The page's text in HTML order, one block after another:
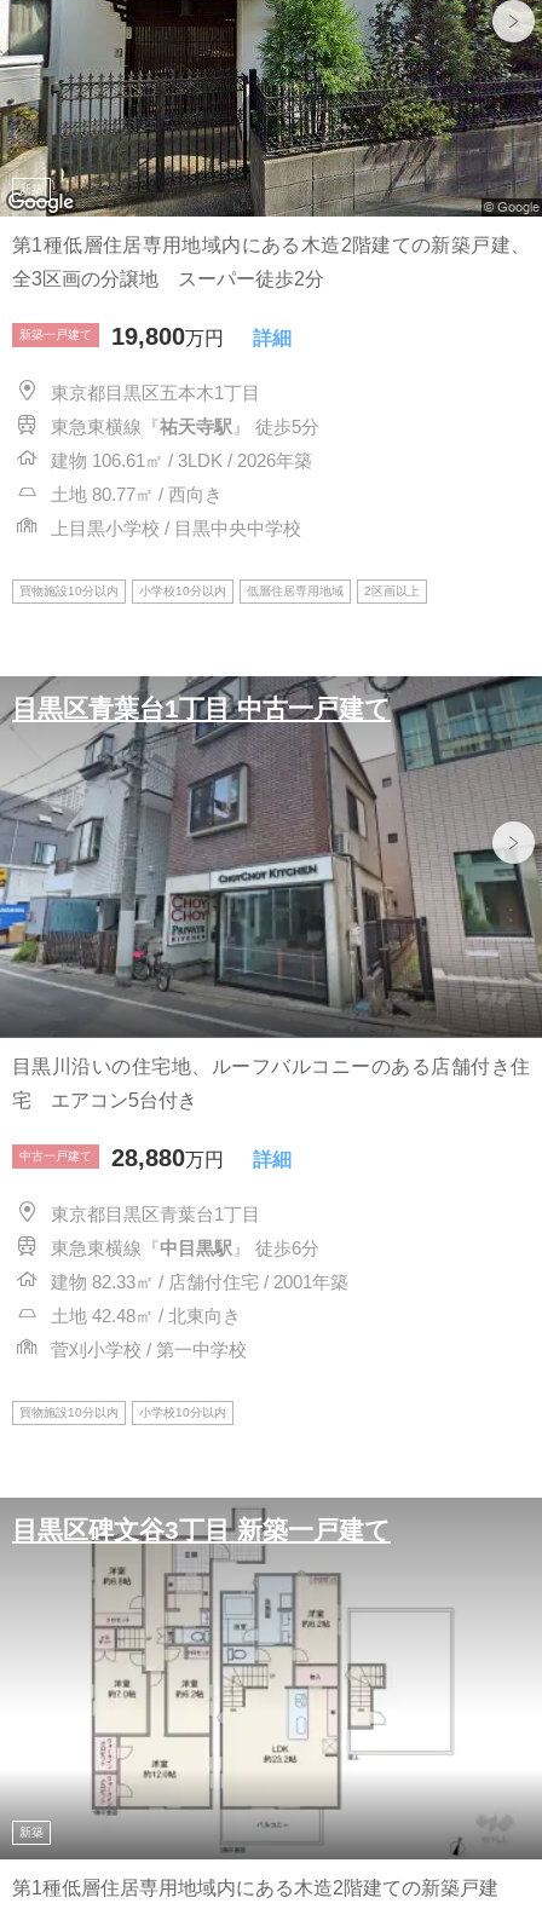
新築
第1種低層住居専用地域内にある木造2階建ての新築戸建、
全3区画の分譲地 スーパー徒歩2分
新築一戸建て 19,800万円 詳細
東京都目黒区五本木1丁目
東急東横線『祐天寺駅 』 徒歩5分
建物 106.61㎡ / 3LDK / 2026年築
土地 80.77㎡ / 西向き
上目黒小学校 / 目黒中央中学校
買物施設10分以内 小学校10分以内 低層住居専用地域 2区画以上
目黒区青葉台1丁目 中古一戸建て
目黒川沿いの住宅地、ルーフバルコニーのある店舗付き住
宅 エアコン5台付き
中古一戸建て 28,880万円 詳細
東京都目黒区青葉台1丁目
東急東横線『中目黒駅 』 徒歩6分
建物 82.33㎡ / 店舗付住宅 / 2001年築
土地 42.48㎡ / 北東向き
菅刈小学校 / 第一中学校
買物施設10分以内 小学校10分以内
目黒区碑文谷3丁目 新築一戸建て
新築
第1種低層住居専用地域内にある木造2階建ての新築戸建